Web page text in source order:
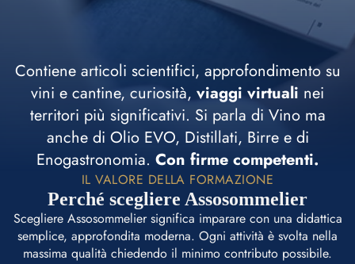
Contiene articoli scientifici, approfondimento su
vini e cantine, curiosità, viaggi virtuali nei
territori più significativi. Si parla di Vino ma
anche di Olio EVO, Distillati, Birre e di
Enogastronomia. Con firme competenti.
IL VALORE DELLA FORMAZIONE
Perché scegliere Assosommelier
Scegliere Assosommelier significa imparare con una didattica
semplice, approfondita moderna. Ogni attività è svolta nella
massima qualità chiedendo il minimo contributo possibile.